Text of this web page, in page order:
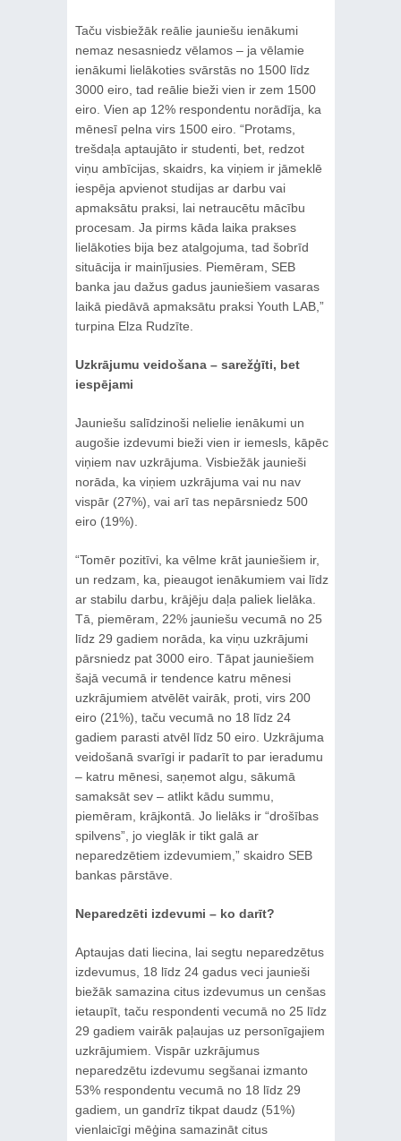
Taču visbiežāk reālie jauniešu ienākumi
nemaz nesasniedz vēlamos – ja vēlamie
ienākumi lielākoties svārstās no 1500 līdz
3000 eiro, tad reālie bieži vien ir zem 1500
eiro. Vien ap 12% respondentu norādīja, ka
mēnesī pelna virs 1500 eiro. “Protams,
trešdaļa aptaujāto ir studenti, bet, redzot
viņu ambīcijas, skaidrs, ka viņiem ir jāmeklē
iespēja apvienot studijas ar darbu vai
apmaksātu praksi, lai netraucētu mācību
procesam. Ja pirms kāda laika prakses
lielākoties bija bez atalgojuma, tad šobrīd
situācija ir mainījusies. Piemēram, SEB
banka jau dažus gadus jauniešiem vasaras
laikā piedāvā apmaksātu praksi Youth LAB,”
turpina Elza Rudzīte.
Uzkrājumu veidošana – sarežģīti, bet
iespējami
Jauniešu salīdzinoši nelielie ienākumi un
augošie izdevumi bieži vien ir iemesls, kāpēc
viņiem nav uzkrājuma. Visbiežāk jaunieši
norāda, ka viņiem uzkrājuma vai nu nav
vispār (27%), vai arī tas nepārsniedz 500
eiro (19%).
“Tomēr pozitīvi, ka vēlme krāt jauniešiem ir,
un redzam, ka, pieaugot ienākumiem vai līdz
ar stabilu darbu, krājēju daļa paliek lielāka.
Tā, piemēram, 22% jauniešu vecumā no 25
līdz 29 gadiem norāda, ka viņu uzkrājumi
pārsniedz pat 3000 eiro. Tāpat jauniešiem
šajā vecumā ir tendence katru mēnesi
uzkrājumiem atvēlēt vairāk, proti, virs 200
eiro (21%), taču vecumā no 18 līdz 24
gadiem parasti atvēl līdz 50 eiro. Uzkrājuma
veidošanā svarīgi ir padarīt to par ieradumu
– katru mēnesi, saņemot algu, sākumā
samaksāt sev – atlikt kādu summu,
piemēram, krājkontā. Jo lielāks ir “drošības
spilvens”, jo vieglāk ir tikt galā ar
neparedzētiem izdevumiem,” skaidro SEB
bankas pārstāve.
Neparedzēti izdevumi – ko darīt?
Aptaujas dati liecina, lai segtu neparedzētus
izdevumus, 18 līdz 24 gadus veci jaunieši
biežāk samazina citus izdevumus un cenšas
ietaupīt, taču respondenti vecumā no 25 līdz
29 gadiem vairāk paļaujas uz personīgajiem
uzkrājumiem. Vispār uzkrājumus
neparedzētu izdevumu segšanai izmanto
53% respondentu vecumā no 18 līdz 29
gadiem, un gandrīz tikpat daudz (51%)
vienlaicīgi mēģina samazināt citus